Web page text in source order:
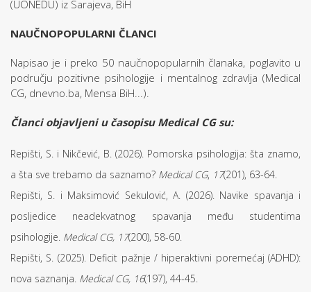
(UONEDU) iz Sarajeva, BiH
NAUČNOPOPULARNI ČLANCI
Napisao je i preko 50 naučnopopularnih članaka, poglavito u
području pozitivne psihologije i mentalnog zdravlja (Medical
CG, dnevno.ba, Mensa BiH...).
Članci objavljeni u časopisu Medical CG su:
Repišti, S. i Nikčević, B. (2026). Pomorska psihologija: šta znamo,
a šta sve trebamo da saznamo? Medical CG, 17(201), 63-64.
Repišti, S. i Maksimović Sekulović, A. (2026). Navike spavanja i
posljedice neadekvatnog spavanja među studentima
psihologije. Medical CG, 17(200), 58-60.
Repišti, S. (2025). Deficit pažnje / hiperaktivni poremećaj (ADHD):
nova saznanja. Medical CG, 16(197), 44-45.